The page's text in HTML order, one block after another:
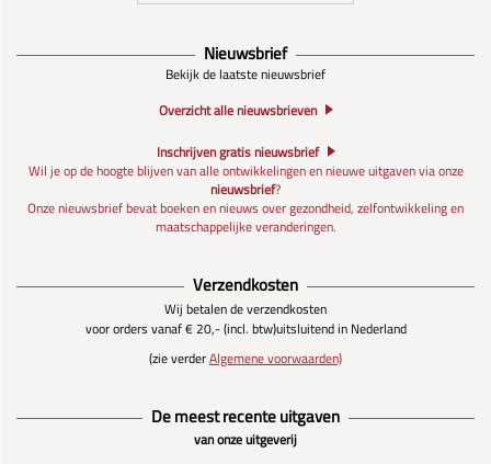
Nieuwsbrief
Bekijk de laatste nieuwsbrief
Overzicht alle nieuwsbrieven
Inschrijven gratis nieuwsbrief
Wil je op de hoogte blijven van alle ontwikkelingen en nieuwe uitgaven via onze
nieuwsbrief?
Onze nieuwsbrief bevat boeken en nieuws over gezondheid, zelfontwikkeling en
maatschappelijke veranderingen.
Verzendkosten
Wij betalen de verzendkosten
voor orders vanaf € 20,- (incl. btw)uitsluitend in Nederland
(zie verderAlgemene voorwaarden)
De meest recente uitgaven
van onze uitgeverij